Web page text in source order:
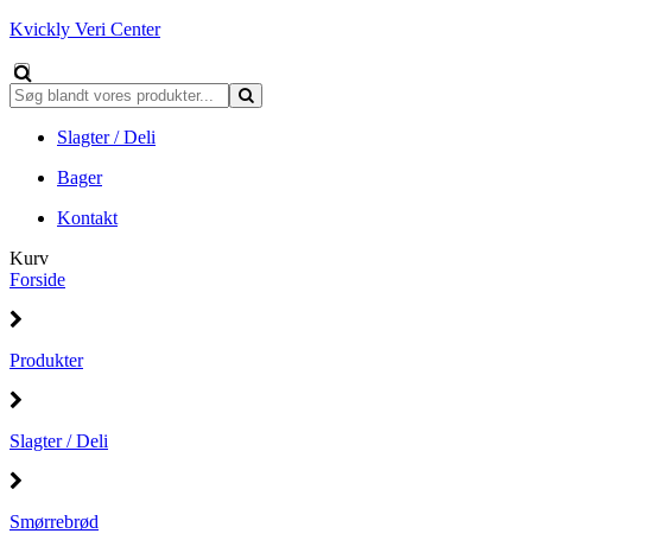
Kvickly Veri Center
Slagter / Deli
Bager
Kontakt
Kurv
Forside
Produkter
Slagter / Deli
Smørrebrød